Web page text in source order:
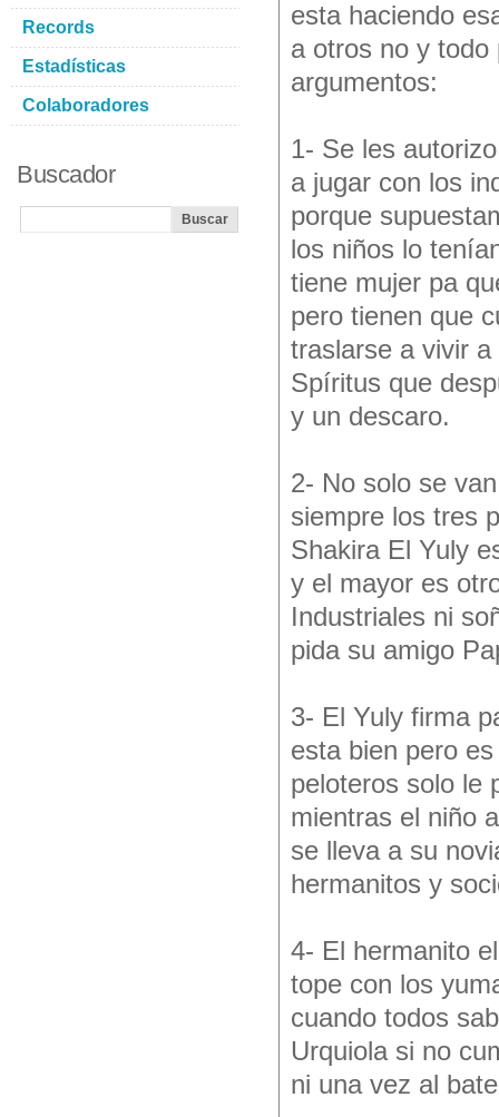
esta haciendo
a otros no y
argumentos:
1- Se les
a jugar con los
porque
los niños lo
tiene mujer pa
pero tienen que
traslarse a vivir
Spíritus que
y un descaro.
2- No solo se
siempre los tres
Shakira El Yuly
y el mayor es
Industriales ni
pida su amigo
3- El Yuly firma
esta bien pero
peloteros solo le
mientras el niño
se lleva a su
hermanitos y
4- El hermanito
tope con los
cuando todos
Urquiola si no
ni una vez al
Records
Estadísticas
Colaboradores
Buscador